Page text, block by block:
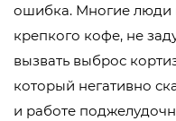
ошибка. Многие люди
крепкого кофе, не
вызвать выброс
который негативно
и работе